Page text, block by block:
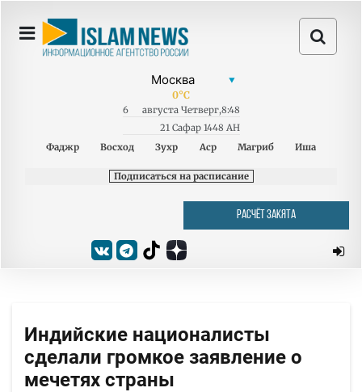
0°C
6 августа Четверг,8:48
21 Сафар 1448 AH
Фаджр
Восход Зухр Аср Магриб Иша
Подписаться на расписание
РАСЧЁТ ЗАКЯТА
Индийские националисты
сделали громкое заявление о
мечетях страны